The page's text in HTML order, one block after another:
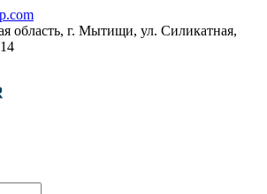
область, г. Мытищи, ул. Силикатная,